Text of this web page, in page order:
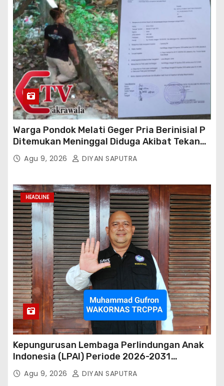
Warga Pondok Melati Geger Pria Berinisial P
Ditemukan Meninggal Diduga Akibat Tekanan
Hutang
Agu 9, 2026 DIYAN SAPUTRA
HEADLINE
Kepungurusan Lembaga Perlindungan Anak
Indonesia (LPAI) Periode 2026-2031
Terbentuk, Wakil Kordinator Nasional Tim
Reaksi Cepat Perlindungan Perempuan Anak
Agu 9, 2026 DIYAN SAPUTRA